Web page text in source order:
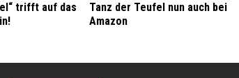
trifft auf das
Tanz der Teufel nun auch bei
Amazon